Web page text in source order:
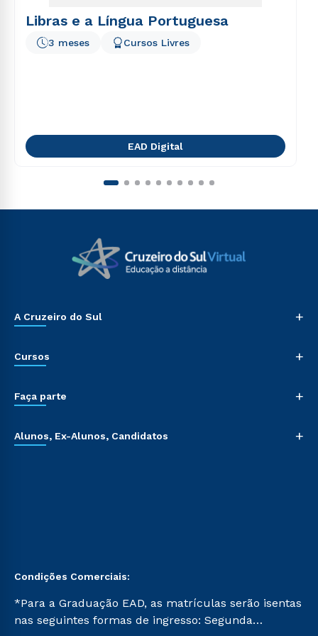
Libras e a Língua Portuguesa
3 meses Cursos Livres
EAD Digital
A Cruzeiro do Sul +
Cursos +
Faça parte +
Alunos, Ex-Alunos, Candidatos +
Condições Comerciais:
*Para a Graduação EAD, as matrículas serão isentas
nas seguintes formas de ingresso: Segunda